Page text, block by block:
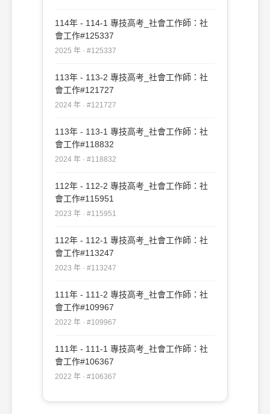
114年 - 114-1 專技高考_社會工作師：社
會工作#125337
2025 年 · #125337
113年 - 113-2 專技高考_社會工作師：社
會工作#121727
2024 年 · #121727
113年 - 113-1 專技高考_社會工作師：社
會工作#118832
2024 年 · #118832
112年 - 112-2 專技高考_社會工作師：社
會工作#115951
2023 年 · #115951
112年 - 112-1 專技高考_社會工作師：社
會工作#113247
2023 年 · #113247
111年 - 111-2 專技高考_社會工作師：社
會工作#109967
2022 年 · #109967
111年 - 111-1 專技高考_社會工作師：社
會工作#106367
2022 年 · #106367